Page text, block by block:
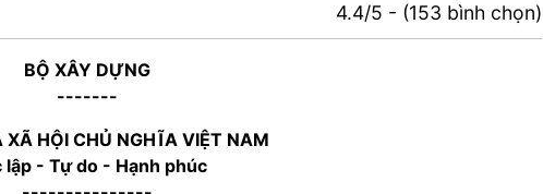
4.4/5 - (153 bình chọn)
BỘ XÂY DỰNG
-------
XÃ HỘI CHỦ NGHĨA VIỆT NAM
lập - Tự do - Hạnh phúc